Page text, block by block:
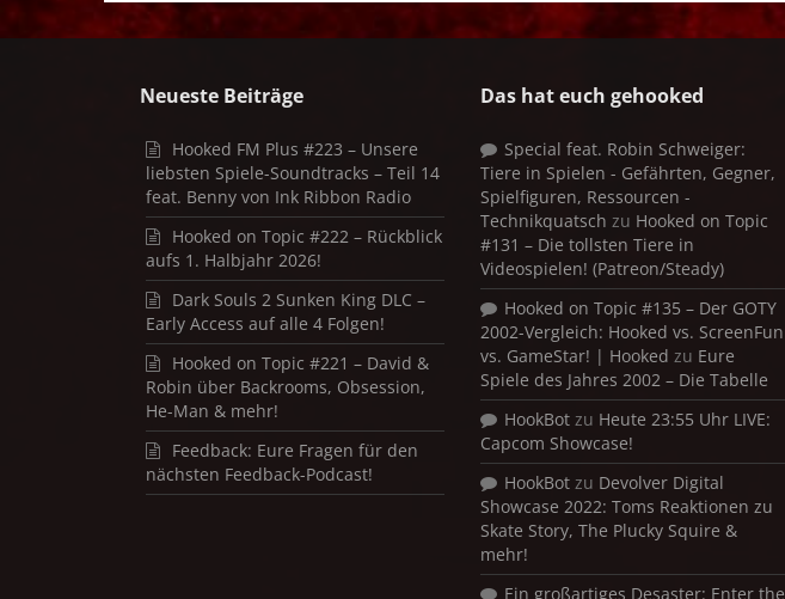
Neueste Beiträge
Hooked FM Plus #223 – Unsere
liebsten Spiele-Soundtracks – Teil 14
feat. Benny von Ink Ribbon Radio
Hooked on Topic #222 – Rückblick
aufs 1. Halbjahr 2026!
Dark Souls 2 Sunken King DLC –
Early Access auf alle 4 Folgen!
Hooked on Topic #221 – David &
Robin über Backrooms, Obsession,
He-Man & mehr!
Feedback: Eure Fragen für den
nächsten Feedback-Podcast!
Das hat euch gehooked
Special feat. Robin Schweiger:
Tiere in Spielen - Gefährten, Gegner,
Spielfiguren, Ressourcen -
Technikquatsch zu Hooked on Topic
#131 – Die tollsten Tiere in
Videospielen! (Patreon/Steady)
Hooked on Topic #135 – Der GOTY
2002-Vergleich: Hooked vs. ScreenFun
vs. GameStar! | Hooked zu Eure
Spiele des Jahres 2002 – Die Tabelle
HookBot zu Heute 23:55 Uhr LIVE:
Capcom Showcase!
HookBot zu Devolver Digital
Showcase 2022: Toms Reaktionen zu
Skate Story, The Plucky Squire &
mehr!
Ein großartiges Desaster: Enter the